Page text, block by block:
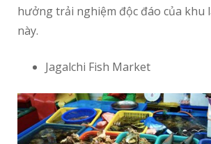
hưởng trải nghiệm độc đáo của khu
này.
Jagalchi Fish Market